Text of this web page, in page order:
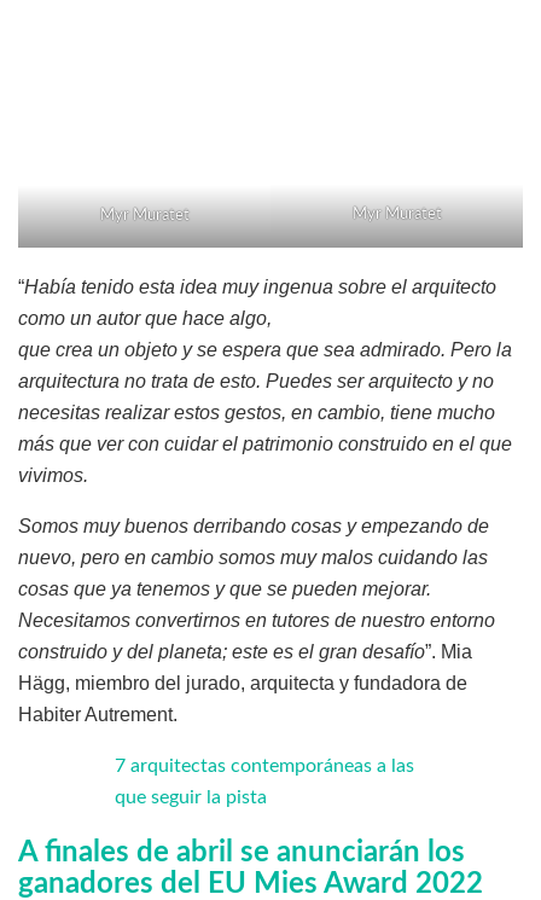
Myr Muratet Myr Muratet
“Había tenido esta idea muy ingenua sobre el arquitecto
como un autor que hace algo,
que crea un objeto y se espera que sea admirado. Pero la
arquitectura no trata de esto. Puedes ser arquitecto y no
necesitas realizar estos gestos, en cambio, tiene mucho
más que ver con cuidar el patrimonio construido en el que
vivimos.
Somos muy buenos derribando cosas y empezando de
nuevo, pero en cambio somos muy malos cuidando las
cosas que ya tenemos y que se pueden mejorar.
Necesitamos convertirnos en tutores de nuestro entorno
construido y del planeta; este es el gran desafío”. Mia
Hägg, miembro del jurado, arquitecta y fundadora de
Habiter Autrement.
7 arquitectas contemporáneas a las
que seguir la pista
A finales de abril se anunciarán los
ganadores del EU Mies Award 2022